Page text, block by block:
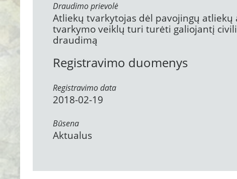
Draudimo prievolė
Atliekų tvarkytojas dėl pavojingų atliekų
tvarkymo veiklų turi turėti galiojantį
draudimą
Registravimo duomenys
Registravimo data
2018-02-19
Būsena
Aktualus